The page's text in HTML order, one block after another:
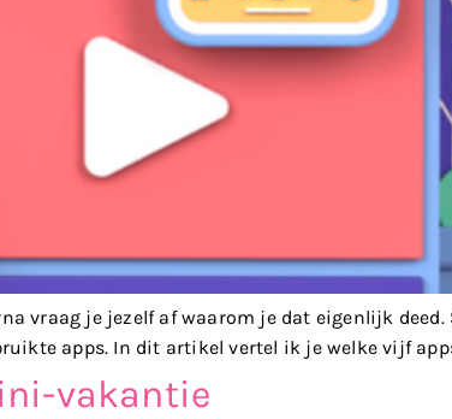
vraag je jezelf af waarom je dat eigenlijk
apps. In dit artikel vertel ik je welke vijf
vakantie